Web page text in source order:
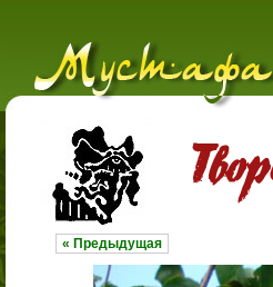
« Предыдущая